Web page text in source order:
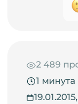
2 489
1
19.01.2015,